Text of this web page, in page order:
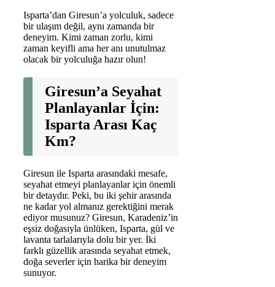
Isparta’dan Giresun’a yolculuk, sadece
bir ulaşım değil, aynı zamanda bir
deneyim. Kimi zaman zorlu, kimi
zaman keyifli ama her anı unutulmaz
olacak bir yolculuğa hazır olun!
Giresun’a Seyahat
Planlayanlar İçin:
Isparta Arası Kaç
Km?
Giresun ile Isparta arasındaki mesafe,
seyahat etmeyi planlayanlar için önemli
bir detaydır. Peki, bu iki şehir arasında
ne kadar yol almanız gerektiğini merak
ediyor musunuz? Giresun, Karadeniz’in
eşsiz doğasıyla ünlüken, Isparta, gül ve
lavanta tarlalarıyla dolu bir yer. İki
farklı güzellik arasında seyahat etmek,
doğa severler için harika bir deneyim
sunuyor.